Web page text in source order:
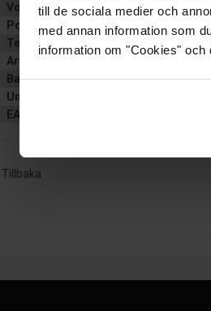
till de sociala medier och
med annan information som
information om "Cookies"
Volt:
12
Poltyp:
Konisk
Teknologi:
GEL
Artikelgrupp:
Batterityp:Start/förbrukning
Underhållsfritt:
EAN:
Tillbaka